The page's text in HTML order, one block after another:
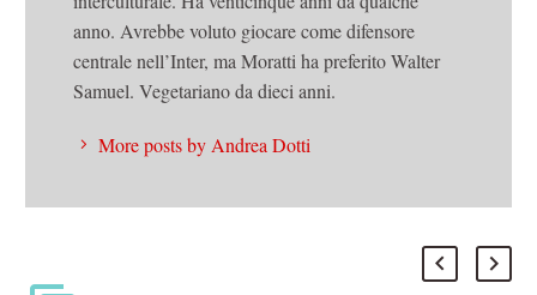
anno. Avrebbe voluto giocare come difensore
centrale nell’Inter, ma Moratti ha preferito Walter
Samuel. Vegetariano da dieci anni.
More posts by Andrea Dotti